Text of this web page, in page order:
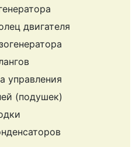
двигателя
управления
(подушек)